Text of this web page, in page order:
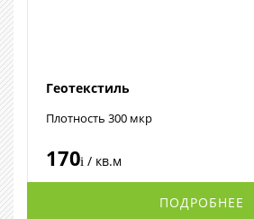
Геотекстиль
Плотность 300 мкр
170i / кв.м
ПОДРОБНЕЕ